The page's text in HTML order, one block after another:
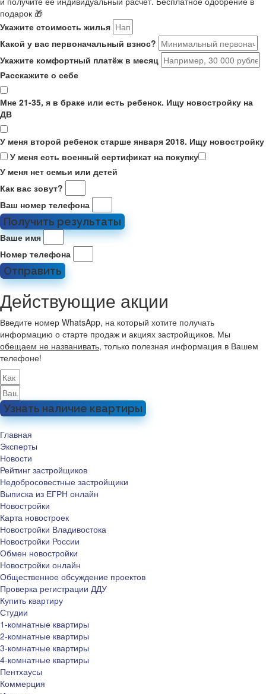
подарок 🎁
Укажите стоимость жилья
Какой у вас первоначальный взнос?
Укажите комфортный платёж в месяц
Расскажите о себе
Мне 21-35, я в браке или есть ребенок. Ищу новостройку на
ДВ
У меня второй ребенок старше января 2018. Ищу новостройку
У меня есть военный сертификат на покупку
У меня нет семьи или детей
Как вас зовут?
Ваш номер телефона
Получить результаты
Ваше имя
Номер телефона
Отправить
Действующие акции
Введите номер WhatsApp, на который хотите получать
информацию о старте продаж и акциях застройщиков. Мы
обещаем не названивать, только полезная информация в Вашем
телефоне!
Узнать наличие квартиры
Главная
Эксперты
Новости
Рейтинг застройщиков
Недобросовестные застройщики
Выписка из ЕГРН онлайн
Новостройки
Карта новостроек
Новостройки Владивостока
Новостройки России
Обмен новостройки
Новостройки онлайн
Общественное обсуждение проектов
Проверка регистрации ДДУ
Купить квартиру
Студии
1-комнатные квартиры
2-комнатные квартиры
3-комнатные квартиры
4-комнатные квартиры
Пентхаусы
Коммерция